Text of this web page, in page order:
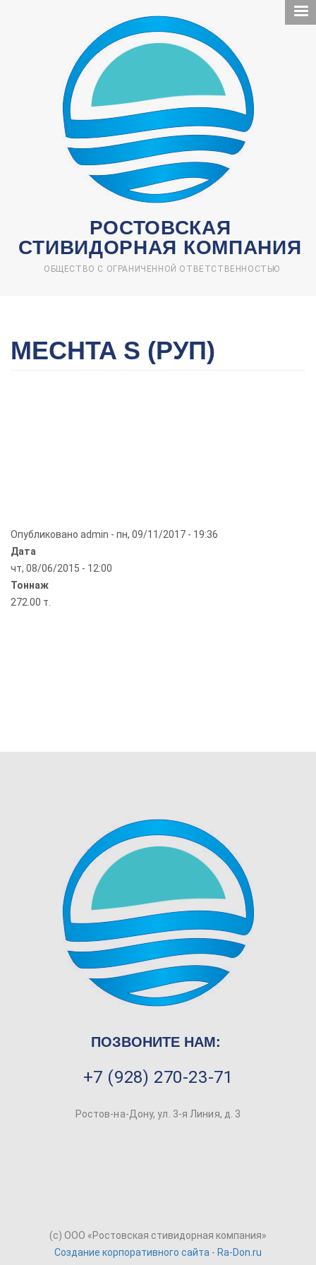
РОСТОВСКАЯ
СТИВИДОРНАЯ КОМПАНИЯ
ОБЩЕСТВО С ОГРАНИЧЕННОЙ ОТВЕТСТВЕННОСТЬЮ
MECHTA S (РУП)
Опубликовано admin - пн, 09/11/2017 - 19:36
Дата
чт, 08/06/2015 - 12:00
Тоннаж
272.00 т.
ПОЗВОНИТЕ НАМ:
+7 (928) 270-23-71
Ростов-на-Дону, ул. 3-я Линия, д. 3
(c) ООО «Ростовская стивидорная компания»
Создание корпоративного сайта - Ra-Don.ru